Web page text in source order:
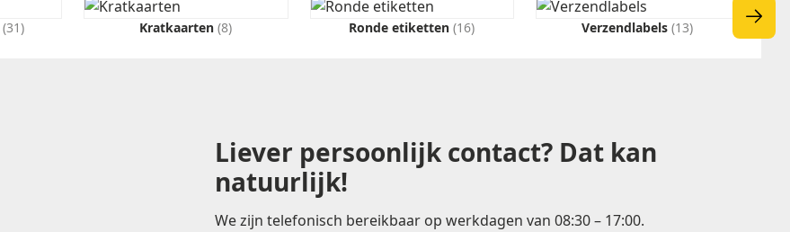
(31) Kratkaarten(8) Ronde etiketten(16) Verzendlabels(13)
Liever persoonlijk contact? Dat kan
natuurlijk!
We zijn telefonisch bereikbaar op werkdagen van 08:30 – 17:00.